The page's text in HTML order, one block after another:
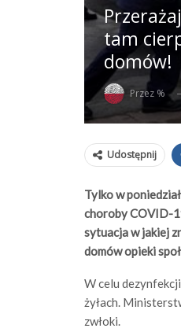
tam
domów!
Przez %
Udostępnij
Tylko w
choroby COVID-
sytuacja w jakiej
domów opieki
W celu
żyłach.
zwłoki.